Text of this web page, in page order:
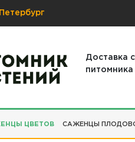
Доставка
питомника
ЦВЕТОВ САЖЕНЦЫ